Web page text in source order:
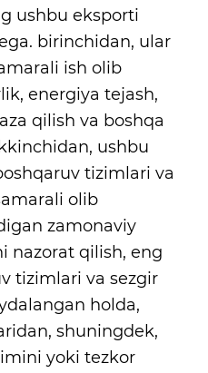
ushbu eksporti
birinchidan, ular
ish olib
energiya tejash,
qilish va boshqa
ushbu
tizimlari va
olib
zamonaviy
nazorat qilish, eng
tizimlari va sezgir
holda,
shuningdek,
yoki tezkor